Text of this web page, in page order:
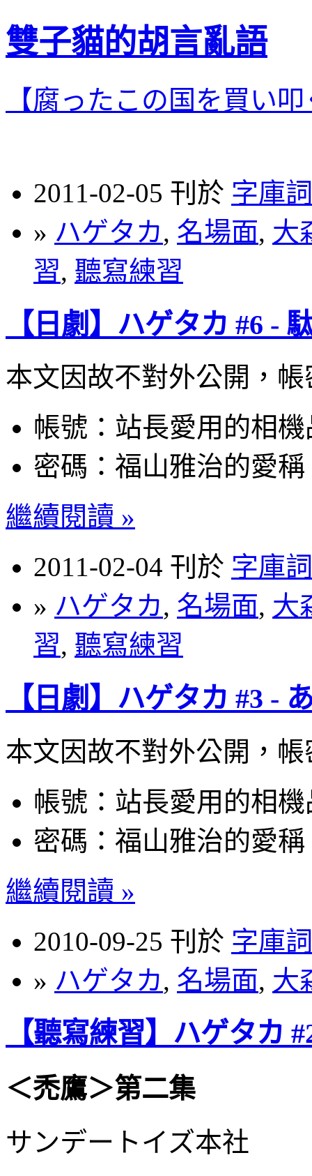
雙子貓的胡言亂語
【腐ったこの国を買い
2011-02-05 刊於 字庫
» ハゲタカ, 名場面, 大
習, 聽寫練習
【日劇】ハゲタカ #6 -
本文因故不對外公開，
帳號：站長愛用的相機
密碼：福山雅治的愛稱
繼續閱讀 »
2011-02-04 刊於 字庫
» ハゲタカ, 名場面, 大
習, 聽寫練習
【日劇】ハゲタカ #3 -
本文因故不對外公開，
帳號：站長愛用的相機
密碼：福山雅治的愛稱
繼續閱讀 »
2010-09-25 刊於 字庫
» ハゲタカ, 名場面, 大
【聽寫練習】ハゲタカ
＜禿鷹＞第二集
サンデートイズ本社